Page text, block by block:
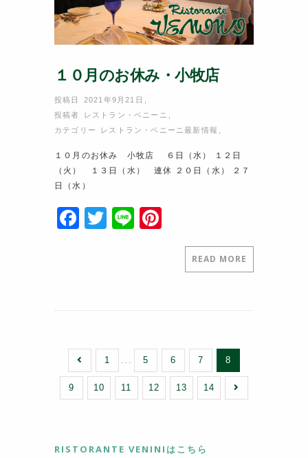
１０月のお休み・小牧店
投稿日 2021年9月21日
投稿者 レストラン・ベニーニ
カテゴリー レストラン・ベニーニ最新情報
１０月のお休み 小牧店 ６日（水） １２日
（火） １３日（水） 連休 ２０日（水） ２７
日（水）
F
b
o
k
T
Li
st
READ MORE
1 ... 5 6 7 8
9 10 11 12 13 14
RISTORANTE VENINIはこちら